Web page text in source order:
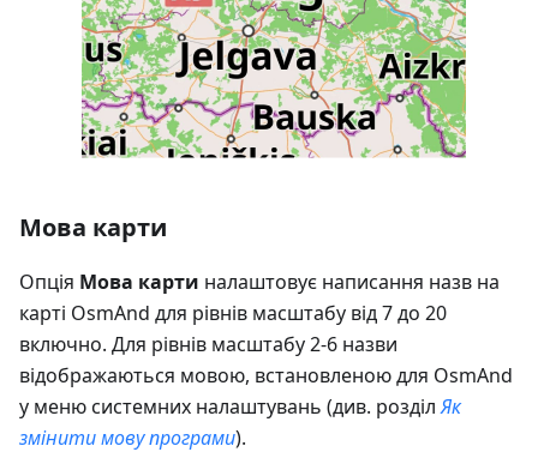
Мова карти
Опція Мова карти налаштовує написання назв на
карті OsmAnd для рівнів масштабу від 7 до 20
включно. Для рівнів масштабу 2-6 назви
відображаються мовою, встановленою для OsmAnd
у меню системних налаштувань (див. розділЯк
змінити мову програми).